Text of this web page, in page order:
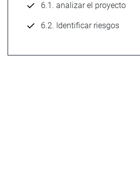
6.1. analizar el proyecto
6.2. Identificar riesgos